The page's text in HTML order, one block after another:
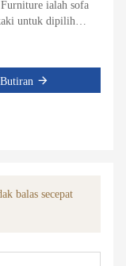
ialah sofa
untuk dipilih
Butiran
balas secepat